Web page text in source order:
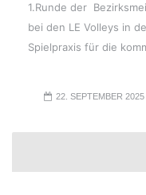
1.Runde der
bei den LE Volleys in
Spielpraxis für die
22. SEPTEMBER 2025